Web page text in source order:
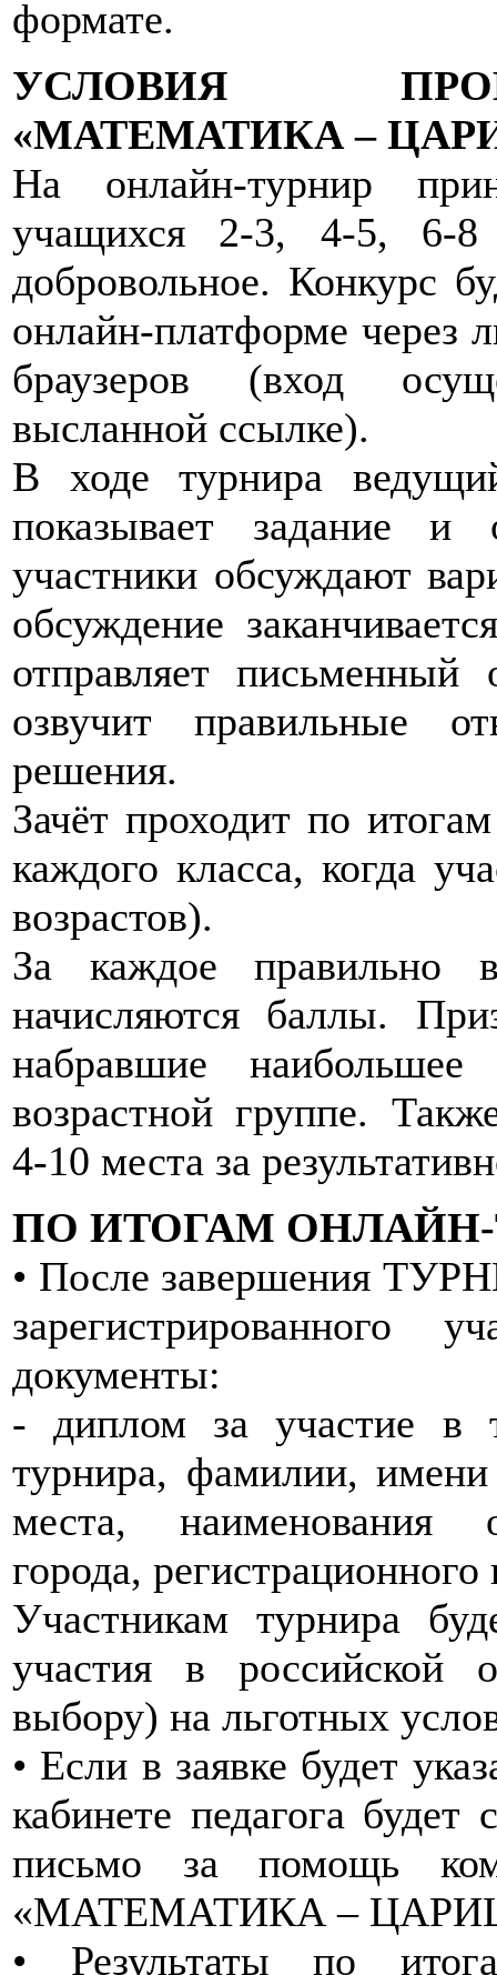
формате.
УСЛОВИЯ
«МАТЕМАТИКА –
На онлайн-турнир
учащихся 2-3, 4-5, 6-8
добровольное. Конкурс
онлайн-платформе через
браузеров (вход
высланной ссылке).
В ходе турнира
показывает задание и
участники обсуждают
обсуждение
отправляет
озвучит правильные
решения.
Зачёт проходит по
каждого класса, когда
возрастов).
За каждое правильно
начисляются баллы.
набравшие
возрастной группе.
4-10 места за
ПО ИТОГАМ
• После завершения
зарегистрированного
документы:
- диплом за участие в
турнира, фамилии, имени
места, наименования
города, регистрационного
Участникам турнира
участия в российской
выбору) на льготных
• Если в заявке будет
кабинете педагога будет
письмо за помощь
«МАТЕМАТИКА –
• Результаты по